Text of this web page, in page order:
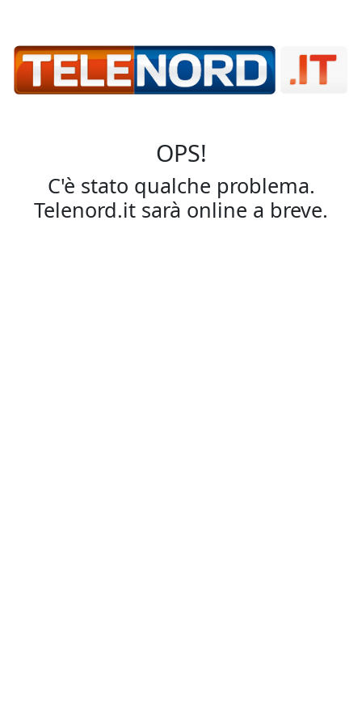
OPS!
C'è stato qualche problema.
Telenord.it sarà online a breve.